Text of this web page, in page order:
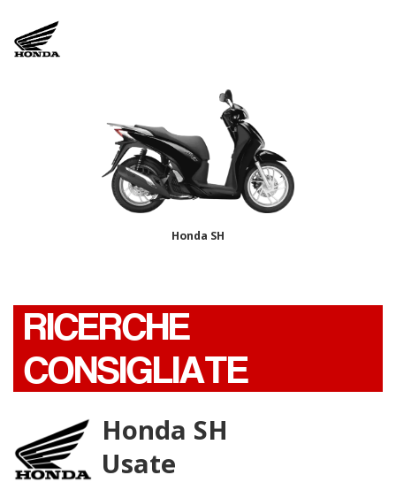
Honda SH
RICERCHE
CONSIGLIATE
Honda SH
Usate